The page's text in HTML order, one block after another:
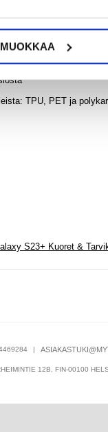
MUOKKAA
tai käytä
tason kaiken
2 metrin
TPU, PET ja
S23+ Kuoret &
|
12B, FIN-00100